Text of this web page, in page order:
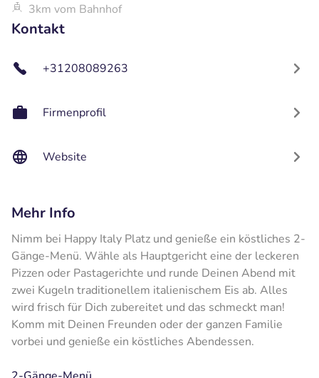
3km vom Bahnhof
Kontakt
+31208089263
Firmenprofil
Website
Mehr Info
Nimm bei Happy Italy Platz und genieße ein köstliches 2-
Gänge-Menü. Wähle als Hauptgericht eine der leckeren
Pizzen oder Pastagerichte und runde Deinen Abend mit
zwei Kugeln traditionellem italienischem Eis ab. Alles
wird frisch für Dich zubereitet und das schmeckt man!
Komm mit Deinen Freunden oder der ganzen Familie
vorbei und genieße ein köstliches Abendessen.